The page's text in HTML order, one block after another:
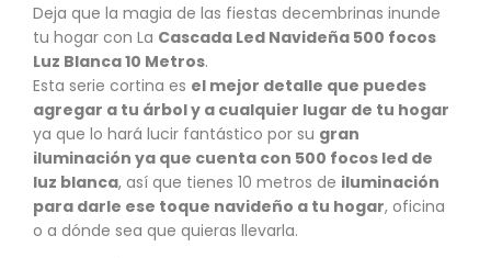
Deja que la magia de las fiestas decembrinas inunde
tu hogar con La Cascada Led Navideña 500 focos
Luz Blanca 10 Metros.
Esta serie cortina es el mejor detalle que puedes
agregar a tu árbol y a cualquier lugar de tu hogar
ya que lo hará lucir fantástico por su gran
iluminación ya que cuenta con 500 focos led de
luz blanca, así que tienes 10 metros de iluminación
para darle ese toque navideño a tu hogar, oficina
o a dónde sea que quieras llevarla.